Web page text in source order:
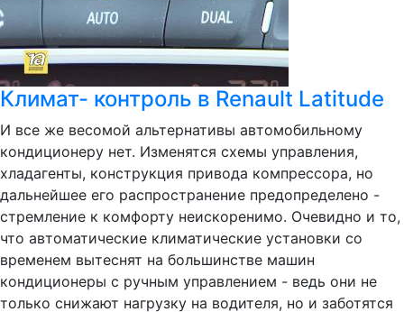
Климат- контроль в Renault Latitude
И все же весомой альтернативы автомобильному
кондиционеру нет. Изменятся схемы управления,
хладагенты, конструкция привода компрессора, но
дальнейшее его распространение предопределено -
стремление к комфорту неискоренимо. Очевидно и то,
что автоматические климатические установки со
временем вытеснят на большинстве машин
кондиционеры с ручным управлением - ведь они не
только снижают нагрузку на водителя, но и заботятся